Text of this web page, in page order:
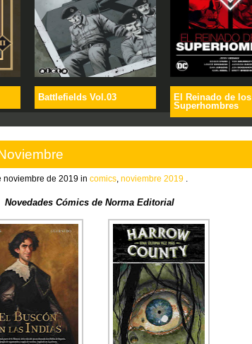
Battlefields Vol.03
El Reinado de los
Superhombres
noviembre de 2019 in comics noviembre 2019
Novedades Cómics de Norma Editorial